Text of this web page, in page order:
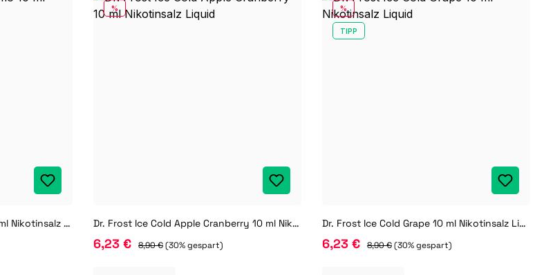
Dr. Frost Frosty Fizz Vimo 10 ml Nikotinsalz Liquid
RABATT
%
Dr. Frost Ice Cold Apple Cranberry 10 ml Nikotinsalz Liquid
6,23 € 8,90 €(30% gespart)
RABATT
%
TIPP
Dr. Frost Ice Cold Grape 10 ml Nikotinsalz Liquid
6,23 € 8,90 €(30% gespart)